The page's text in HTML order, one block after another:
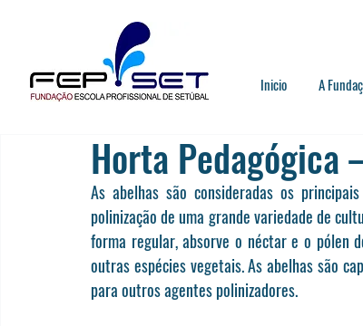
Inicio A
Horta Pedagógica
As abelhas são consideradas os
polinização de uma grande variedade de
forma regular, absorve o néctar e o pólen
outras espécies vegetais. As abelhas são
para outros agentes polinizadores.